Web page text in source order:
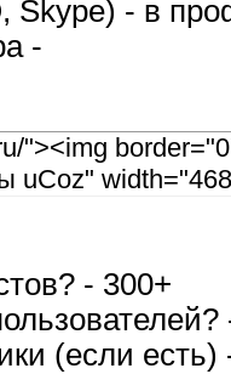
Skype) - в
-
"><img
uCoz"
- 300+
(если есть)